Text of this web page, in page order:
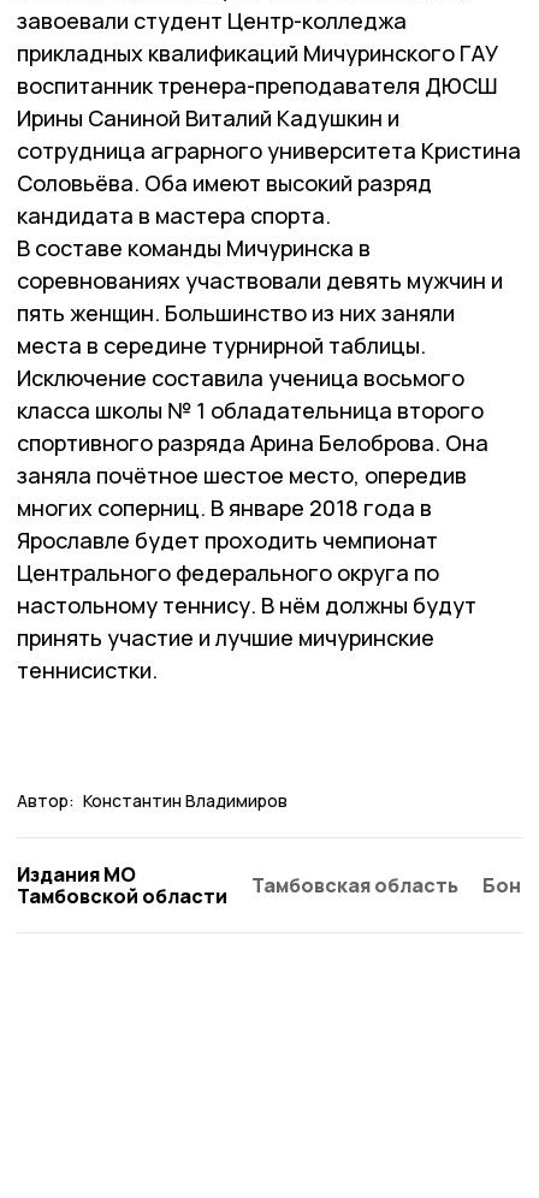
завоевали студент Центр-колледжа
прикладных квалификаций Мичуринского ГАУ
воспитанник тренера-преподавателя ДЮСШ
Ирины Саниной Виталий Кадушкин и
сотрудница аграрного университета Кристина
Соловьёва. Оба имеют высокий разряд
кандидата в мастера спорта.
В составе команды Мичуринска в
соревнованиях участвовали девять мужчин и
пять женщин. Большинство из них заняли
места в середине турнирной таблицы.
Исключение составила ученица восьмого
класса школы № 1 обладательница второго
спортивного разряда Арина Белоброва. Она
заняла почётное шестое место, опередив
многих соперниц. В январе 2018 года в
Ярославле будет проходить чемпионат
Центрального федерального округа по
настольному теннису. В нём должны будут
принять участие и лучшие мичуринские
теннисистки.
Автор: Константин Владимиров
Издания МО
Тамбовской области
Тамбовская область